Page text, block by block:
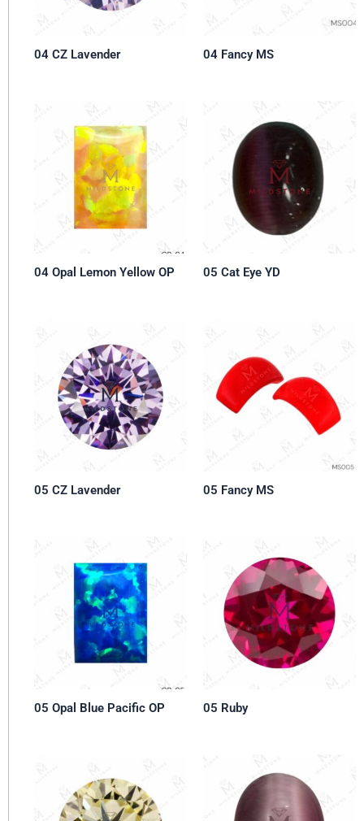
04 CZ Lavender 04 Fancy MS
04 Opal Lemon Yellow OP 05 Cat Eye YD
05 CZ Lavender 05 Fancy MS
05 Opal Blue Pacific OP 05 Ruby